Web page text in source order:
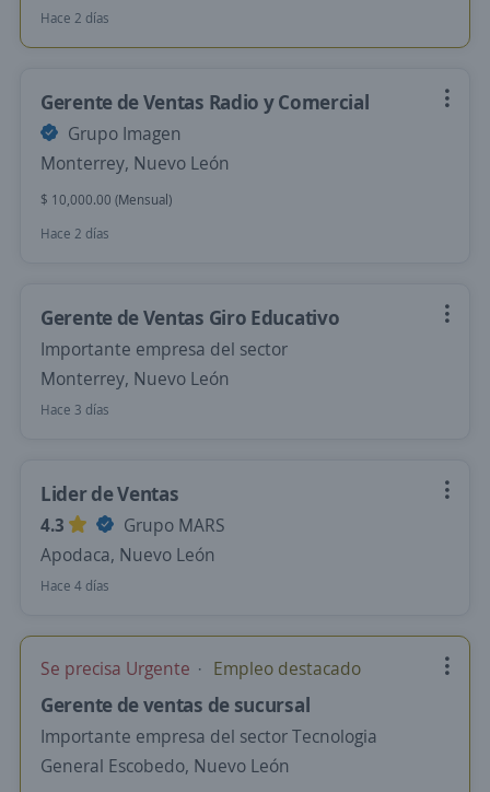
Hace 2 días
Gerente de Ventas Radio y Comercial
Grupo Imagen
Monterrey, Nuevo León
$ 10,000.00 (Mensual)
Hace 2 días
Gerente de Ventas Giro Educativo
Importante empresa del sector
Monterrey, Nuevo León
Hace 3 días
Lider de Ventas
4.3
Grupo MARS
Apodaca, Nuevo León
Hace 4 días
Se precisa Urgente Empleo destacado
Gerente de ventas de sucursal
Importante empresa del sector Tecnologia
General Escobedo, Nuevo León